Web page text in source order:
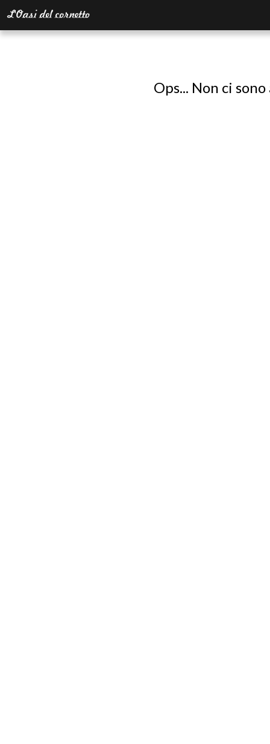
Ops... Non ci